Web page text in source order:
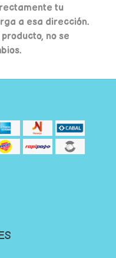
tu
a esa dirección.
no se